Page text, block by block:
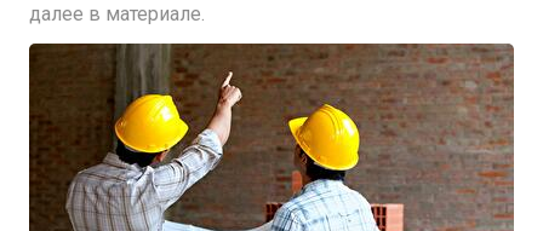
далее в материале.